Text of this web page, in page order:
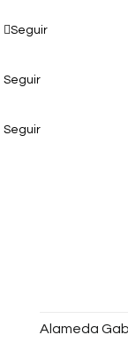
Seguir
Seguir
Seguir
Alameda